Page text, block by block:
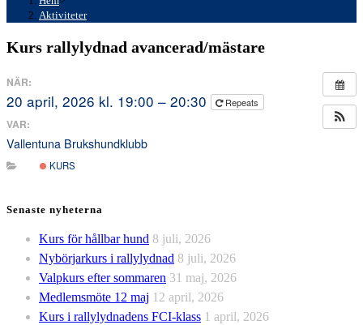
Aktiviteter
Kurs rallylydnad avancerad/mästare
NÄR:
20 april, 2026 kl. 19:00 – 20:30 Repeats
VAR:
Vallentuna Brukshundklubb
KURS
Senaste nyheterna
Kurs för hållbar hund 8 juli, 2026
Nybörjarkurs i rallylydnad 8 juli, 2026
Valpkurs efter sommaren 31 maj, 2026
Medlemsmöte 12 maj 12 april, 2026
Kurs i rallylydnadens FCI-klass 1 april, 2026